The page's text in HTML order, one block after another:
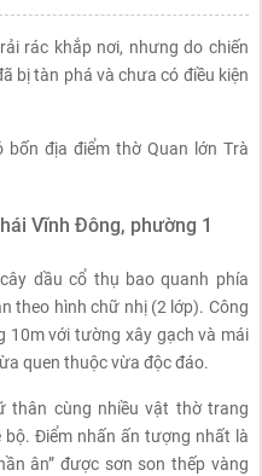
rác khắp nơi, nhưng do chiến
bị tàn phá và chưa có điều kiện
bốn địa điểm thờ Quan lớn Trà
Vĩnh Đông, phường 1
dầu cổ thụ bao quanh phía
theo hình chữ nhị (2 lớp). Công
10m với tường xây gạch và mái
quen thuộc vừa độc đáo.
thân cùng nhiều vật thờ trang
Điểm nhấn ấn tượng nhất là
ân” được sơn son thếp vàng